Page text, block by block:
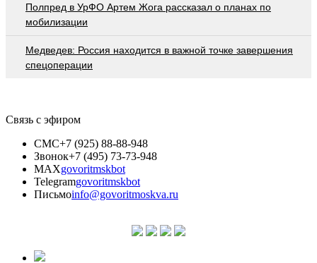
Полпред в УрФО Артем Жога рассказал о планах по
мобилизации
Медведев: Россия находится в важной точке завершения
спецоперации
Связь с эфиром
СМС+7 (925) 88-88-948
Звонок+7 (495) 73-73-948
MAXgovoritmskbot
Telegramgovoritmskbot
Письмоinfo@govoritmoskva.ru